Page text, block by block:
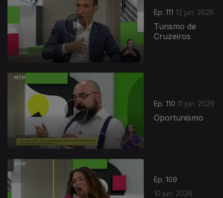
Ep. 111 12 jun. 2026
Turismo de
Cruzeiros
Ep. 110 11 jun. 2026
Oportunismo
Ep. 109
10 jun. 2026